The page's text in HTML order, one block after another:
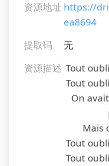
资源地址 https://
ea8694
提取码
无
资源描述 Tout
Tout
On
Mais
Tout
Tout